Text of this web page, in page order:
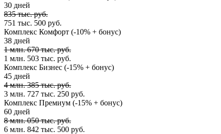
30 дней
835 тыс. руб.
751 тыс. 500 руб.
Комплекс Комфорт (-10% + бонус)
38 дней
1 млн. 670 тыс. руб.
1 млн. 503 тыс. руб.
Комплекс Бизнес (-15% + бонус)
45 дней
4 млн. 385 тыс. руб.
3 млн. 727 тыс. 250 руб.
Комплекс Премиум (-15% + бонус)
60 дней
8 млн. 050 тыс. руб.
6 млн. 842 тыс. 500 руб.